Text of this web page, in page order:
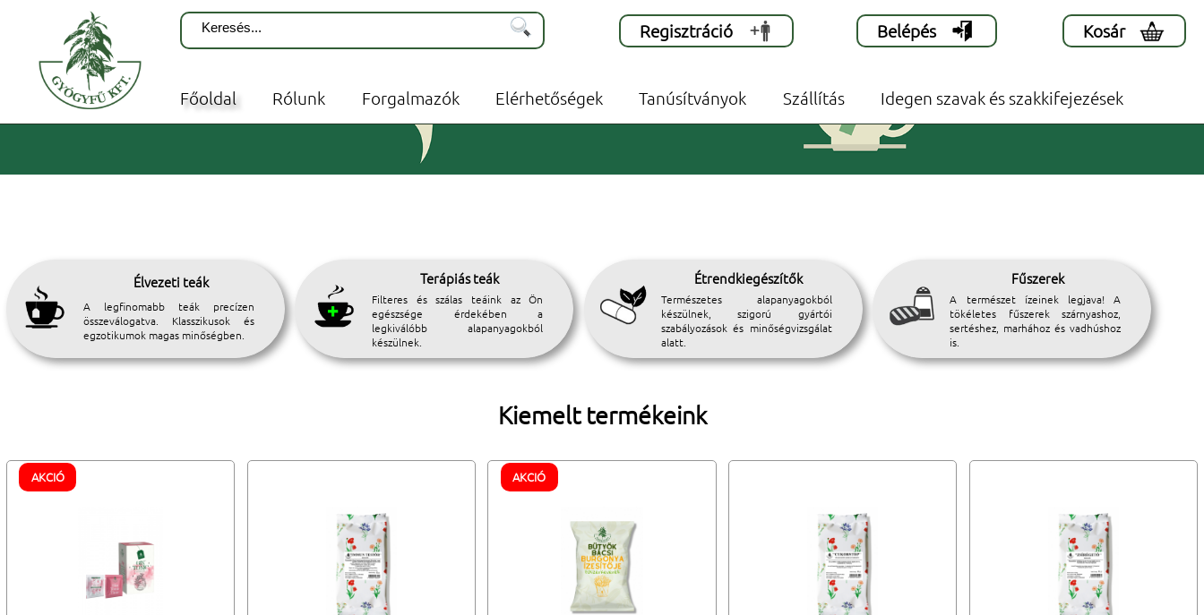
Regisztráció Belépés Kosár
Főoldal Rólunk Forgalmazók Elérhetőségek Tanúsítványok Szállítás Idegen szavak és szakkifejezések
Élvezeti teák
A legfinomabb teák precízen
összeválogatva. Klasszikusok és
egzotikumok magas minőségben.
Terápiás teák
Filteres és szálas teáink az Ön
egészsége érdekében a
legkiválóbb alapanyagokból
készülnek.
Étrendkiegészítők
Természetes alapanyagokból
készülnek, szigorú gyártói
szabályozások és minőségvizsgálat
alatt.
Fűszerek
A természet ízeinek legjava! A
tökéletes fűszerek szárnyashoz,
sertéshez, marhához és vadhúshoz
is.
Kiemelt termékeink
AKCIÓ AKCIÓ